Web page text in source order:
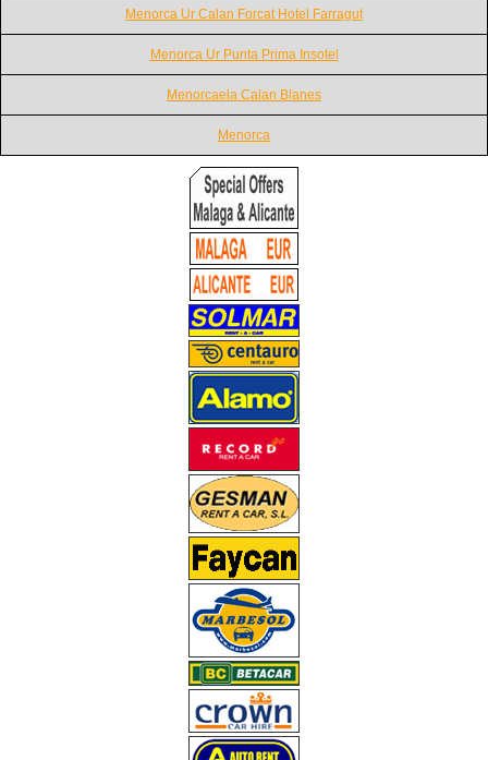
Menorca Ur Calan Forcat Hotel Farragut
Menorca Ur Punta Prima Insotel
Menorcaela Calan Blanes
Menorca